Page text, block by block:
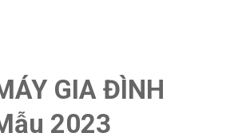
GIA ĐÌNH
2023